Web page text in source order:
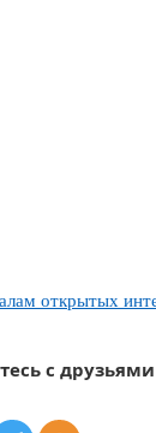
открытых
с